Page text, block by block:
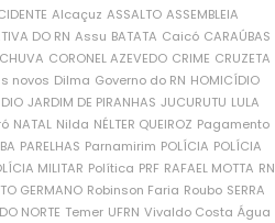
Alcaçuz ASSALTO ASSEMBLEIA
DO RN Assu BATATA Caicó CARAÚBAS
CORONEL AZEVEDO CRIME CRUZETA
novos Dilma Governo do RN HOMICÍDIO
JARDIM DE PIRANHAS JUCURUTU LULA
NATAL Nilda NÉLTER QUEIROZ Pagamento
PARELHAS Parnamirim POLÍCIA POLÍCIA
MILITAR Política PRF RAFAEL MOTTA RN
GERMANO Robinson Faria Roubo SERRA
NORTE Temer UFRN Vivaldo Costa Água